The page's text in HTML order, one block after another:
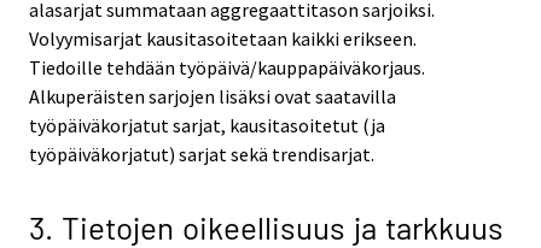
alasarjat summataan aggregaattitason sarjoiksi.
Volyymisarjat kausitasoitetaan kaikki erikseen.
Tiedoille tehdään työpäivä/kauppapäiväkorjaus.
Alkuperäisten sarjojen lisäksi ovat saatavilla
työpäiväkorjatut sarjat, kausitasoitetut (ja
työpäiväkorjatut) sarjat sekä trendisarjat.
3. Tietojen oikeellisuus ja tarkkuus